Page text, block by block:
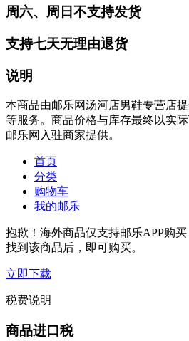
周六、周日不支持发货
支持七天无理由退货
说明
本商品由邮乐网汤河店男鞋专营店
等服务。商品价格与库存最终以实
邮乐网入驻商家提供。
首页
分类
购物车
我的邮乐
抱歉！海外商品仅支持邮乐APP购
找到该商品后，即可购买。
立即下载
税费说明
商品进口税